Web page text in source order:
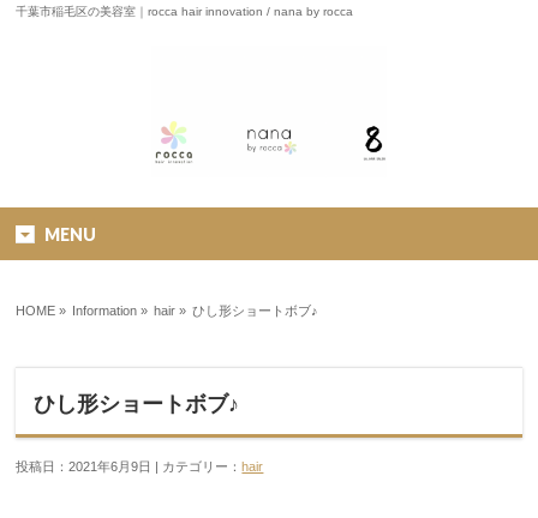
千葉市稲毛区の美容室｜rocca hair innovation / nana by rocca
MENU
HOME » Information » hair » ひし形ショートボブ♪
ひし形ショートボブ♪
投稿日：2021年6月9日 | カテゴリー：hair